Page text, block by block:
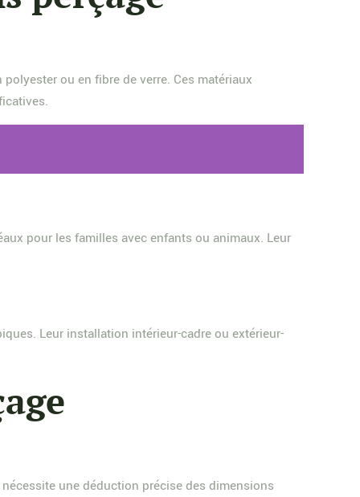
ou en fibre de verre. Ces matériaux
pour les familles avec enfants ou animaux. Leur
Leur installation intérieur-cadre ou extérieur-
une déduction précise des dimensions